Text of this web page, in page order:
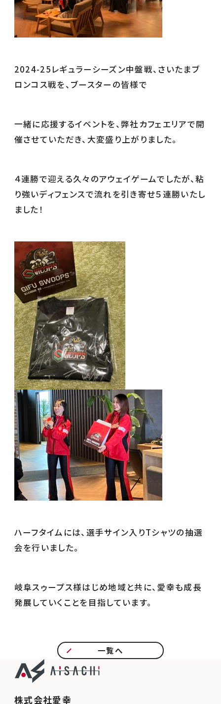
2024-25レギュラーシーズン中盤戦、さいたまブ
ロンコス戦を、ブースターの皆様で
一緒に応援するイベントを、弊社カフェエリアで開
催させていただき、大変盛り上がりました。
４連勝で迎える久々のアウェイゲームでしたが、粘
り強いディフェンスで流れを引き寄せ５連勝いたし
ました！
ハーフタイムには、選手サイン入りTシャツの抽選
会を行いました。
岐阜スゥープス様はじめ地域と共に、愛幸も成⾧
発展していくことを目指しています。
一覧へ
株式会社愛幸